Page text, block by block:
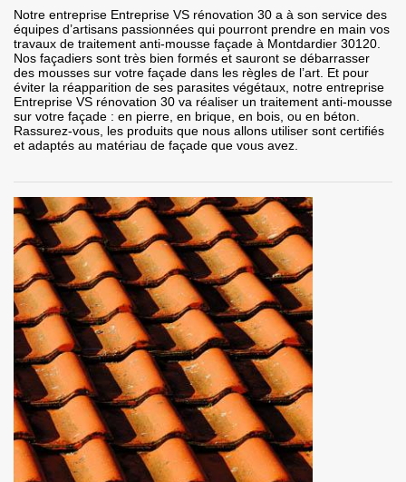
Notre entreprise Entreprise VS rénovation 30 a à son service des
équipes d’artisans passionnées qui pourront prendre en main vos
travaux de traitement anti-mousse façade à Montdardier 30120.
Nos façadiers sont très bien formés et sauront se débarrasser
des mousses sur votre façade dans les règles de l’art. Et pour
éviter la réapparition de ses parasites végétaux, notre entreprise
Entreprise VS rénovation 30 va réaliser un traitement anti-mousse
sur votre façade : en pierre, en brique, en bois, ou en béton.
Rassurez-vous, les produits que nous allons utiliser sont certifiés
et adaptés au matériau de façade que vous avez.